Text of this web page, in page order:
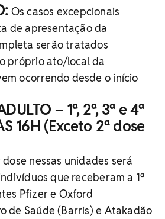
Os casos excepcionais
de apresentação da
serão tratados
próprio ato/local da
ocorrendo desde o início
– 1ª, 2ª, 3ª e 4ª
16H (Exceto 2ª dose
nessas unidades será
que receberam a 1ª
Pfizer e Oxford
de Saúde (Barris) e Atakadão